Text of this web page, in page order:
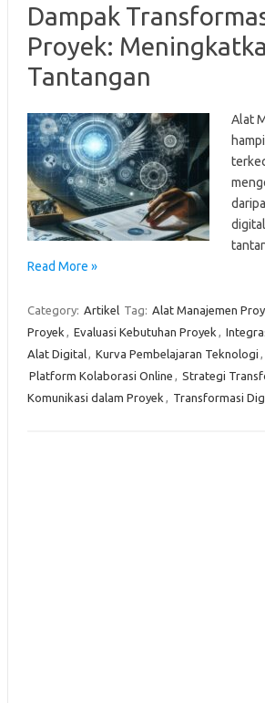
Dampak
Proyek:
Tantangan
Alat
Read More »
Category: Artikel Tag: Alat Manajemen
Proyek , Evaluasi Kebutuhan Proyek ,
Alat Digital, Kurva Pembelajaran Teknologi ,
Platform Kolaborasi Online , Strategi
Komunikasi dalam Proyek , Transformasi